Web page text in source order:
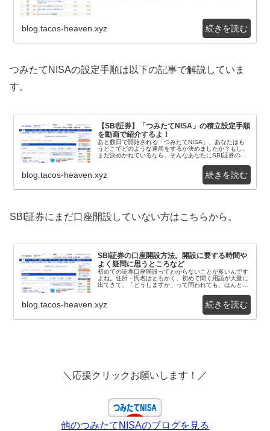
blog.tacos-heaven.xyz
つみたてNISAの設定手順は以下の記事で解説していま
す。
【SBI証券】「つみたてNISA」の積立設定手順
を動画で紹介するよ！
あと数日で開始される「つみたてNISA」、あなたはも
うどこでどのような運用をするか決めましたか？もし、
まだ決めかねているなら、そんなあなたにSBI証券の
blog.tacos-heaven.xyz
SBI証券にまだ口座開設していない方はこちらから。
SBI証券の口座開設方法。開設に要する時間や
よく疑問に思うところなど
初めての証券口座開設ってわからないことが多いんです
よね。住所・氏名はともかく、初めて聞く用語が大量に
出てきて、「どうしますか」って問われても、ほんと訳
blog.tacos-heaven.xyz
＼応援クリックお願いします！／
他のつみたてNISAのブログを見る